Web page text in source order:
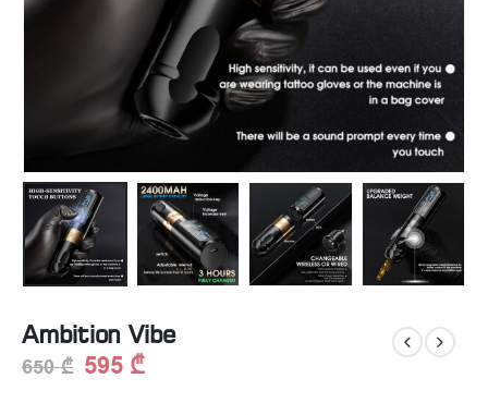
Ambition Vibe
650₾ 595 ₾